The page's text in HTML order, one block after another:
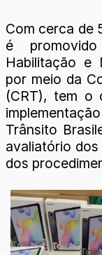
Com cerca de
é
Habilitação e
por meio da
(CRT), tem o
Trânsito
avaliatório
dos